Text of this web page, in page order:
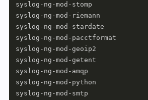
syslog-ng-mod-stomp
syslog-ng-mod-riemann
syslog-ng-mod-stardate
syslog-ng-mod-pacctformat
syslog-ng-mod-geoip2
syslog-ng-mod-getent
syslog-ng-mod-amqp
syslog-ng-mod-python
syslog-ng-mod-smtp